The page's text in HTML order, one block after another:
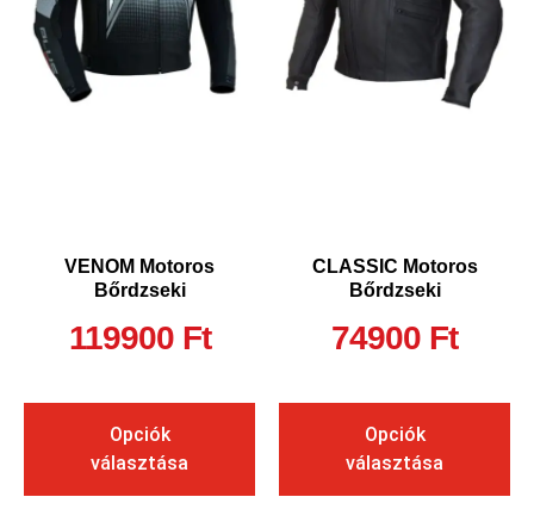
VENOM Motoros
Bőrdzseki
119900 Ft
Opciók
választása
CLASSIC Motoros
Bőrdzseki
74900 Ft
Opciók
választása